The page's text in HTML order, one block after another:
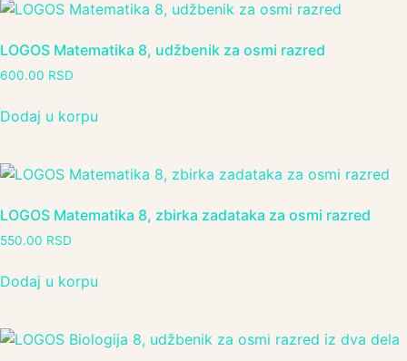
LOGOS Matematika 8, udžbenik za osmi razred
600.00 RSD
Dodaj u korpu
LOGOS Matematika 8, zbirka zadataka za osmi razred
550.00 RSD
Dodaj u korpu